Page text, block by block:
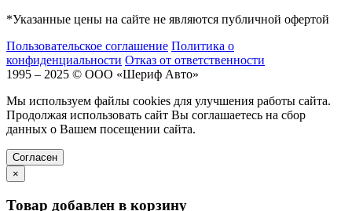
*Указанные цены на сайте не являются публичной офертой
Пользовательское соглашение Политика о
конфиденциальности Отказ от ответственности
1995 – 2025 © ООО «Шериф Авто»
Мы используем файлы cookies для улучшения работы сайта.
Продолжая использовать сайт Вы соглашаетесь на сбор
данных о Вашем посещении сайта.
Cогласен
×
Товар добавлен в корзину